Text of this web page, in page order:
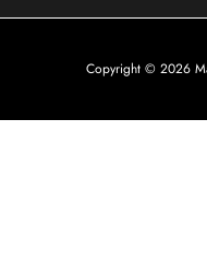
Copyright © 2026